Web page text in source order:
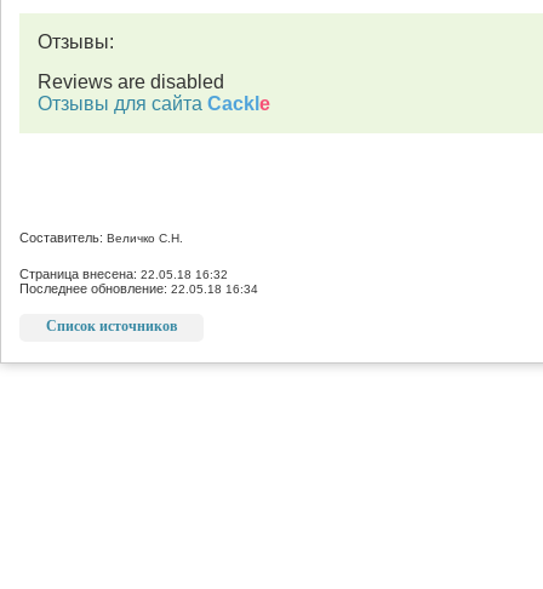
Отзывы:
Reviews are disabled
Отзывы для сайта Cackl e
Составитель: Величко С.Н.
Страница внесена: 22.05.18 16:32
Последнее обновление: 22.05.18 16:34
Список источников